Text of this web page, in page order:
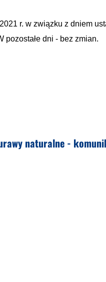
r. w związku z dniem
pozostałe dni - bez zmian.
naturalne -